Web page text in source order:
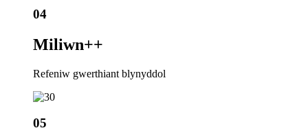
04
Miliwn++
Refeniw gwerthiant blynyddol
05